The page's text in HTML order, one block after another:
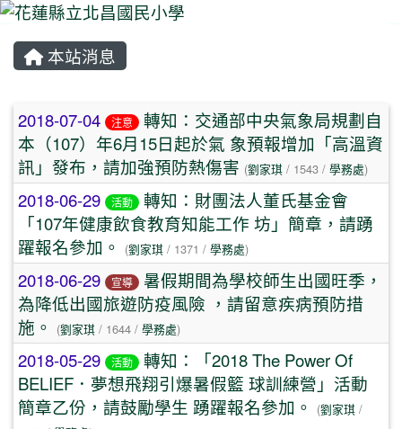
本站消息
文章列表
2018-07-04 注意
轉知：交通部中央氣象局規劃自
本（107）年6月15日起於氣 象預報增加「高溫資
訊」發布，請加強預防熱傷害 (劉家琪 / 1543 / 學務處)
2018-06-29 活動
轉知：財團法人董氏基金會
「107年健康飲食教育知能工作 坊」簡章，請踴
躍報名參加。
(劉家琪 / 1371 / 學務處)
2018-06-29 宣導
暑假期間為學校師生出國旺季，
為降低出國旅遊防疫風險 ，請留意疾病預防措
施。
(劉家琪 / 1644 / 學務處)
2018-05-29 活動
轉知：「2018 The Power Of
BELIEF．夢想飛翔引爆暑假籃 球訓練營」活動
簡章乙份，請鼓勵學生 踴躍報名參加。
(劉家琪 /